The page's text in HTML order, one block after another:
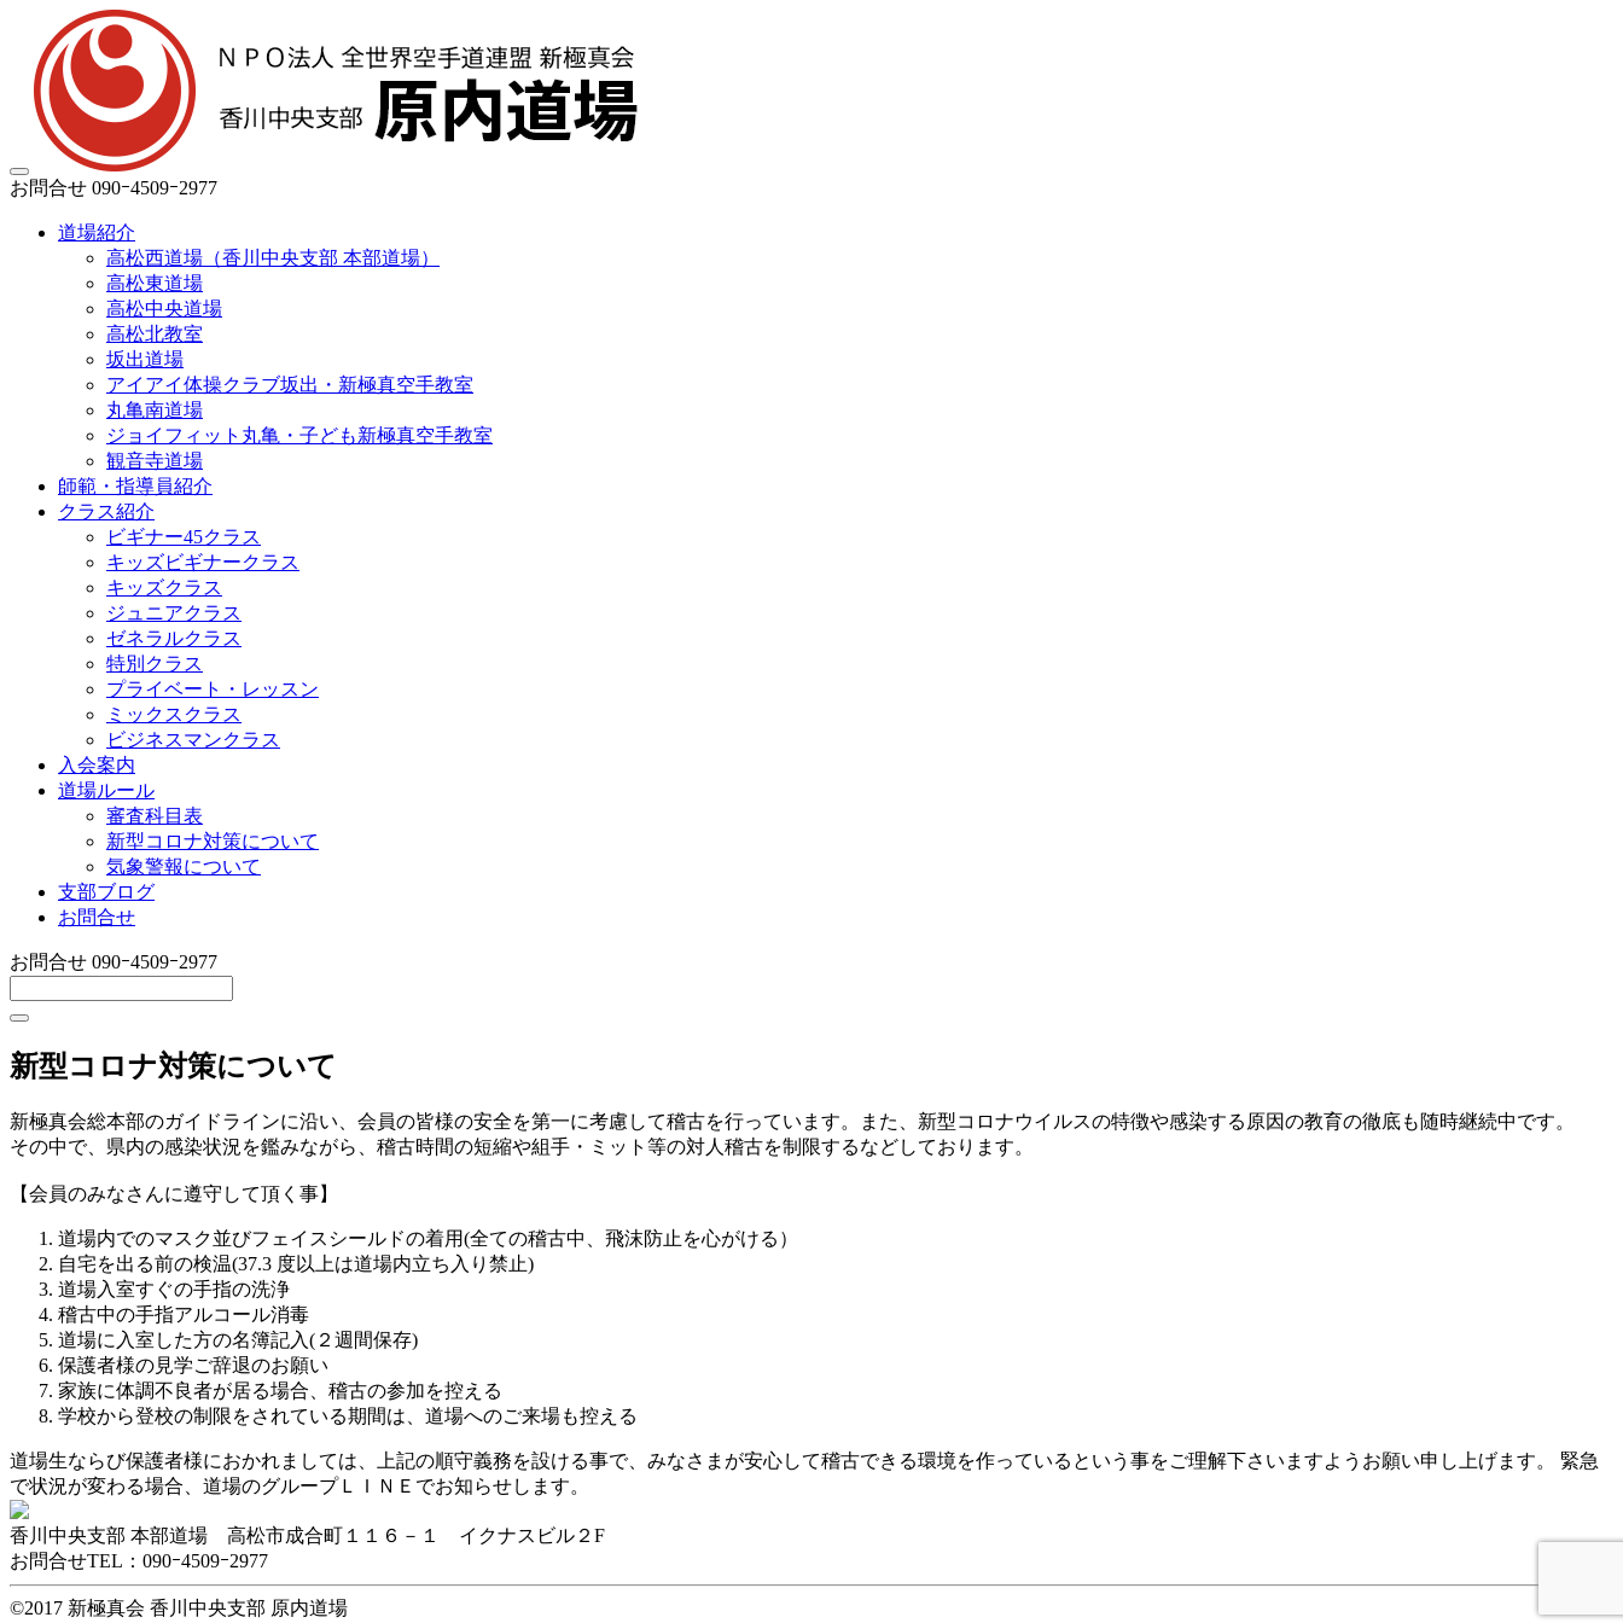
お問合せ 090ｰ4509ｰ2977
道場紹介
高松西道場（香川中央支部 本部道場）
高松東道場
高松中央道場
高松北教室
坂出道場
アイアイ体操クラブ坂出・新極真空手教室
丸亀南道場
ジョイフィット丸亀・子ども新極真空手教室
観音寺道場
師範・指導員紹介
クラス紹介
ビギナー45クラス
キッズビギナークラス
キッズクラス
ジュニアクラス
ゼネラルクラス
特別クラス
プライベート・レッスン
ミックスクラス
ビジネスマンクラス
入会案内
道場ルール
審査科目表
新型コロナ対策について
気象警報について
支部ブログ
お問合せ
お問合せ 090ｰ4509ｰ2977
新型コロナ対策について
新極真会総本部のガイドラインに沿い、会員の皆様の安全を第一に考慮して稽古を行っています。また、新型コロナウイルスの特徴や感染する原因の教育の徹底も随時継続中です。
その中で、県内の感染状況を鑑みながら、稽古時間の短縮や組手・ミット等の対人稽古を制限するなどしております。
【会員のみなさんに遵守して頂く事】
道場内でのマスク並びフェイスシールドの着用(全ての稽古中、飛沫防止を心がける）
自宅を出る前の検温(37.3 度以上は道場内立ち入り禁止)
道場入室すぐの手指の洗浄
稽古中の手指アルコール消毒
道場に入室した方の名簿記入(２週間保存)
保護者様の見学ご辞退のお願い
家族に体調不良者が居る場合、稽古の参加を控える
学校から登校の制限をされている期間は、道場へのご来場も控える
道場生ならび保護者様におかれましては、上記の順守義務を設ける事で、みなさまが安心して稽古できる環境を作っているという事をご理解下さいますようお願い申し上げます。 緊急
で状況が変わる場合、道場のグループＬＩＮＥでお知らせします。
香川中央支部 本部道場 高松市成合町１１６－１ イクナスビル２F
お問合せTEL：090ｰ4509ｰ2977
©2017 新極真会 香川中央支部 原内道場